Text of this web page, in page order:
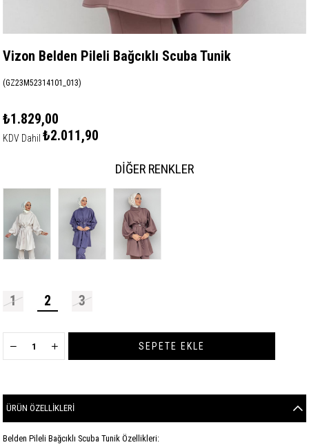
Vizon Belden Pileli Bağcıklı Scuba Tunik
(GZ23M52314101_013)
₺1.829,00
KDV Dahil ₺2.011,90
DIĞER RENKLER
1 2 3
ÜRÜN ÖZELLIKLERI
Belden Pileli Bağcıklı Scuba Tunik Özellikleri: